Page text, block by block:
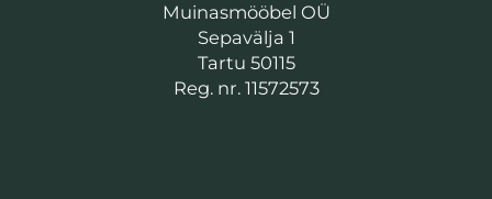
Muinasmööbel OÜ
Sepavälja 1
Tartu 50115
Reg. nr. 11572573